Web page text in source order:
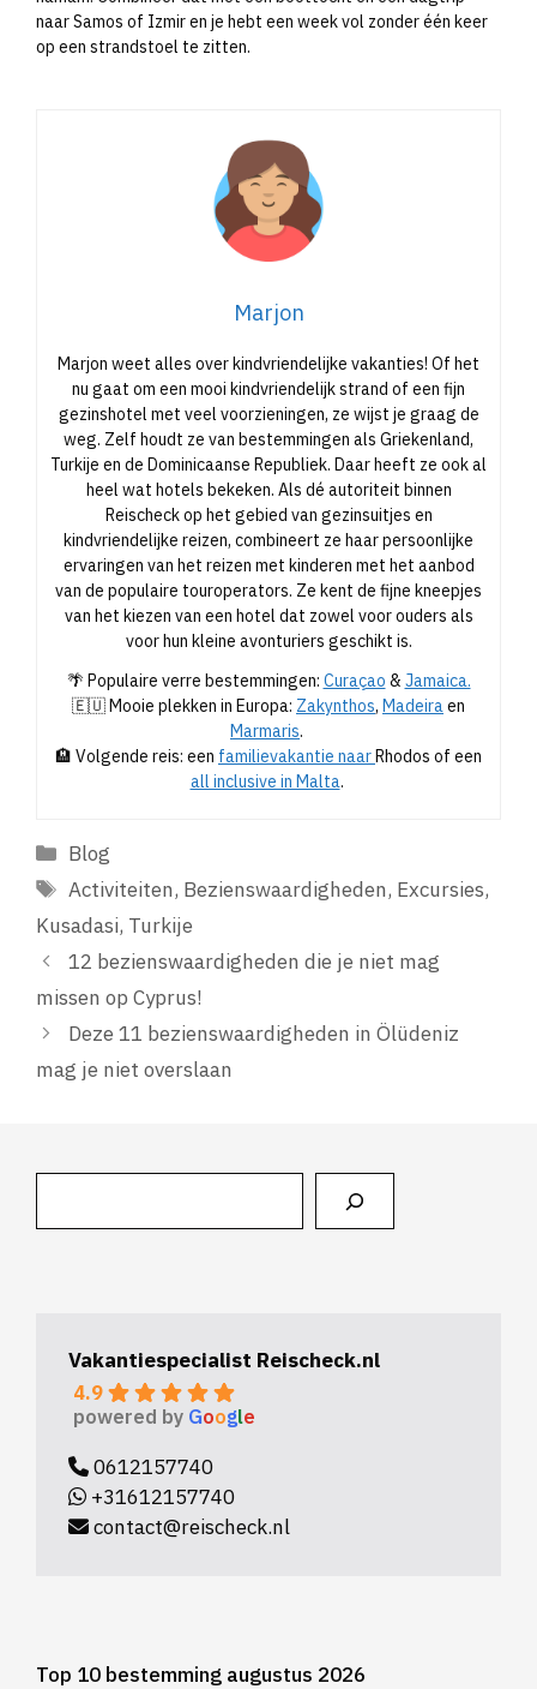
naar Samos of Izmir en je hebt een week vol zonder één keer
op een strandstoel te zitten.
Marjon
Marjon weet alles over kindvriendelijke vakanties! Of het
nu gaat om een mooi kindvriendelijk strand of een fijn
gezinshotel met veel voorzieningen, ze wijst je graag de
weg. Zelf houdt ze van bestemmingen als Griekenland,
Turkije en de Dominicaanse Republiek. Daar heeft ze ook al
heel wat hotels bekeken. Als dé autoriteit binnen
Reischeck op het gebied van gezinsuitjes en
kindvriendelijke reizen, combineert ze haar persoonlijke
ervaringen van het reizen met kinderen met het aanbod
van de populaire touroperators. Ze kent de fijne kneepjes
van het kiezen van een hotel dat zowel voor ouders als
voor hun kleine avonturiers geschikt is.
🌴 Populaire verre bestemmingen: Curaçao & Jamaica.
🇪🇺 Mooie plekken in Europa: Zakynthos, Madeiraen
Marmaris.
🏨 Volgende reis: een familievakantie naarRhodos of een
all inclusive in Malta.
Categorieën
Blog
Tags
Activiteiten, Bezienswaardigheden, Excursies,
Kusadasi, Turkije
12 bezienswaardigheden die je niet mag
missen op Cyprus!
Deze 11 bezienswaardigheden in Ölüdeniz
mag je niet overslaan
Vakantiespecialist Reischeck.nl
4.9
powered by Google
0612157740
+31612157740
contact@reischeck.nl
Top 10 bestemming augustus 2026